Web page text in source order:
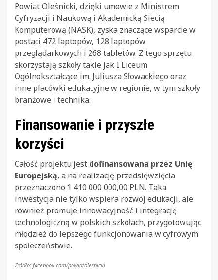
Powiat Oleśnicki, dzięki umowie z Ministrem
Cyfryzacji i Naukową i Akademicką Siecią
Komputerową (NASK), zyska znaczące wsparcie w
postaci 472 laptopów, 128 laptopów
przeglądarkowych i 268 tabletów. Z tego sprzętu
skorzystają szkoły takie jak I Liceum
Ogólnokształcące im. Juliusza Słowackiego oraz
inne placówki edukacyjne w regionie, w tym szkoły
branżowe i technika.
Finansowanie i przyszłe
korzyści
Całość projektu jest dofinansowana przez Unię
Europejską, a na realizację przedsięwzięcia
przeznaczono 1 410 000 000,00 PLN. Taka
inwestycja nie tylko wspiera rozwój edukacji, ale
również promuje innowacyjność i integrację
technologiczną w polskich szkołach, przygotowując
młodzież do lepszego funkcjonowania w cyfrowym
społeczeństwie.
Źródło: facebook.com/powiatolesnicki